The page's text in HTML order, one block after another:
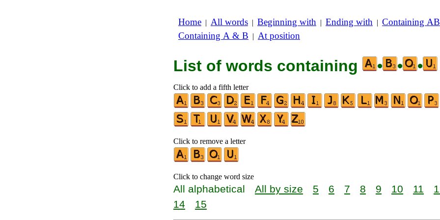
Home | All words | Beginning with | Ending with | Containing AB
Containing A & B | At position
List of words containing • • •
Click to add a fifth letter
Click to remove a letter
Click to change word size
All alphabetical All by size 5 6 7 8 9 10 11
14
15